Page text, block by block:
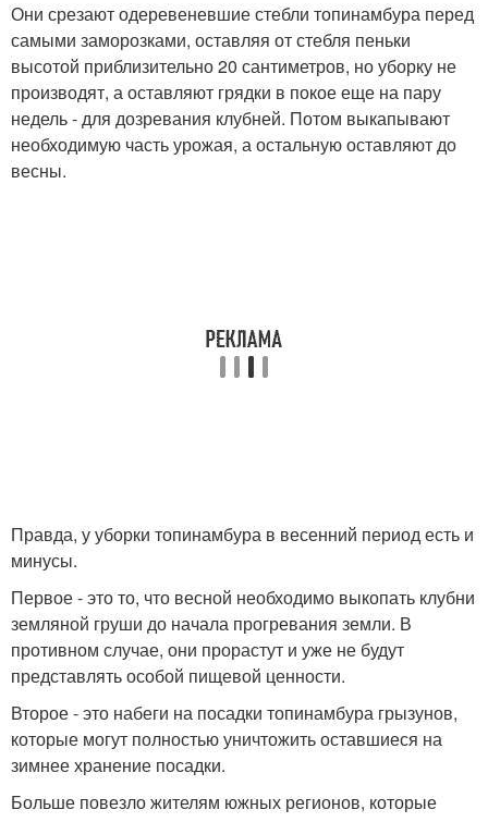
Они срезают одеревеневшие стебли топинамбура перед
самыми заморозками, оставляя от стебля пеньки
высотой приблизительно 20 сантиметров, но уборку не
производят, а оставляют грядки в покое еще на пару
недель - для дозревания клубней. Потом выкапывают
необходимую часть урожая, а остальную оставляют до
весны.
Правда, у уборки топинамбура в весенний период есть и
минусы.
Первое - это то, что весной необходимо выкопать клубни
земляной груши до начала прогревания земли. В
противном случае, они прорастут и уже не будут
представлять особой пищевой ценности.
Второе - это набеги на посадки топинамбура грызунов,
которые могут полностью уничтожить оставшиеся на
зимнее хранение посадки.
Больше повезло жителям южных регионов, которые